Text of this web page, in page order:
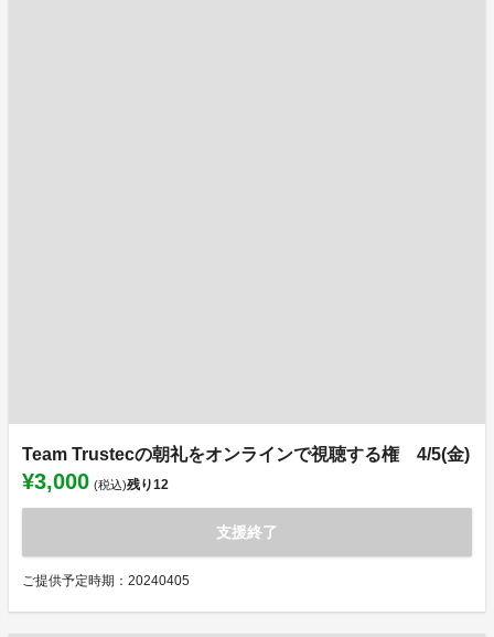
Team Trustecの朝礼をオンラインで視聴する権 4/5(金)
¥3,000 (税込)残り12
支援終了
ご提供予定時期：20240405